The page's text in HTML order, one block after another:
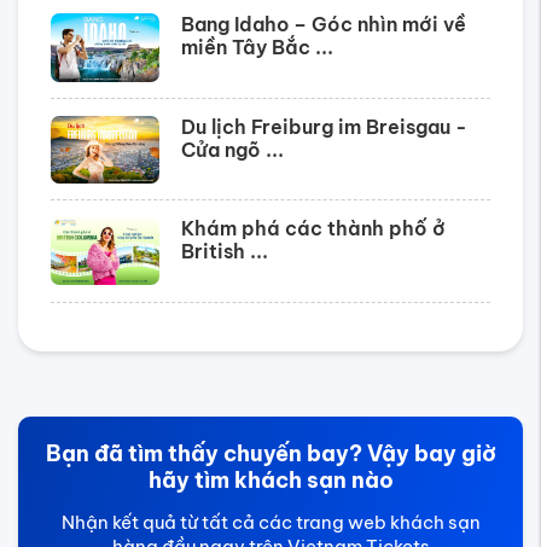
Bang Idaho – Góc nhìn mới về
miền Tây Bắc ...
Du lịch Freiburg im Breisgau -
Cửa ngõ ...
Khám phá các thành phố ở
British ...
Bạn đã tìm thấy chuyến bay? Vậy bay giờ
hãy tìm khách sạn nào
Nhận kết quả từ tất cả các trang web khách sạn